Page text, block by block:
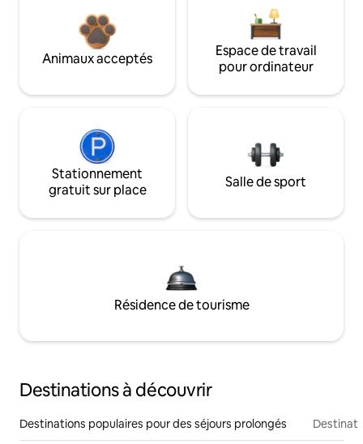
Animaux acceptés
Espace de travail
pour ordinateur
Stationnement
gratuit sur place
Salle de sport
Résidence de tourisme
Destinations à découvrir
Destinations populaires pour des séjours prolongés